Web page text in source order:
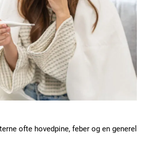
access
/ year
sit
ac
tortor
felis
ofte hovedpine, feber og en generel